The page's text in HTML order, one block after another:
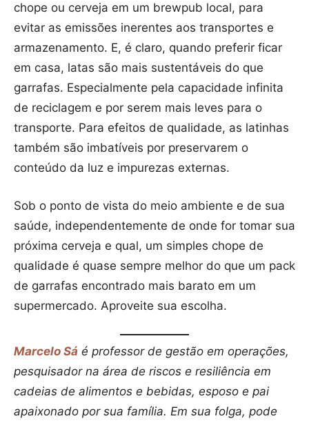
chope ou cerveja em um brewpub local, para
evitar as emissões inerentes aos transportes e
armazenamento. E, é claro, quando preferir ficar
em casa, latas são mais sustentáveis do que
garrafas. Especialmente pela capacidade infinita
de reciclagem e por serem mais leves para o
transporte. Para efeitos de qualidade, as latinhas
também são imbatíveis por preservarem o
conteúdo da luz e impurezas externas.
Sob o ponto de vista do meio ambiente e de sua
saúde, independentemente de onde for tomar sua
próxima cerveja e qual, um simples chope de
qualidade é quase sempre melhor do que um pack
de garrafas encontrado mais barato em um
supermercado. Aproveite sua escolha.
Marcelo Sá é professor de gestão em operações,
pesquisador na área de riscos e resiliência em
cadeias de alimentos e bebidas, esposo e pai
apaixonado por sua família. Em sua folga, pode